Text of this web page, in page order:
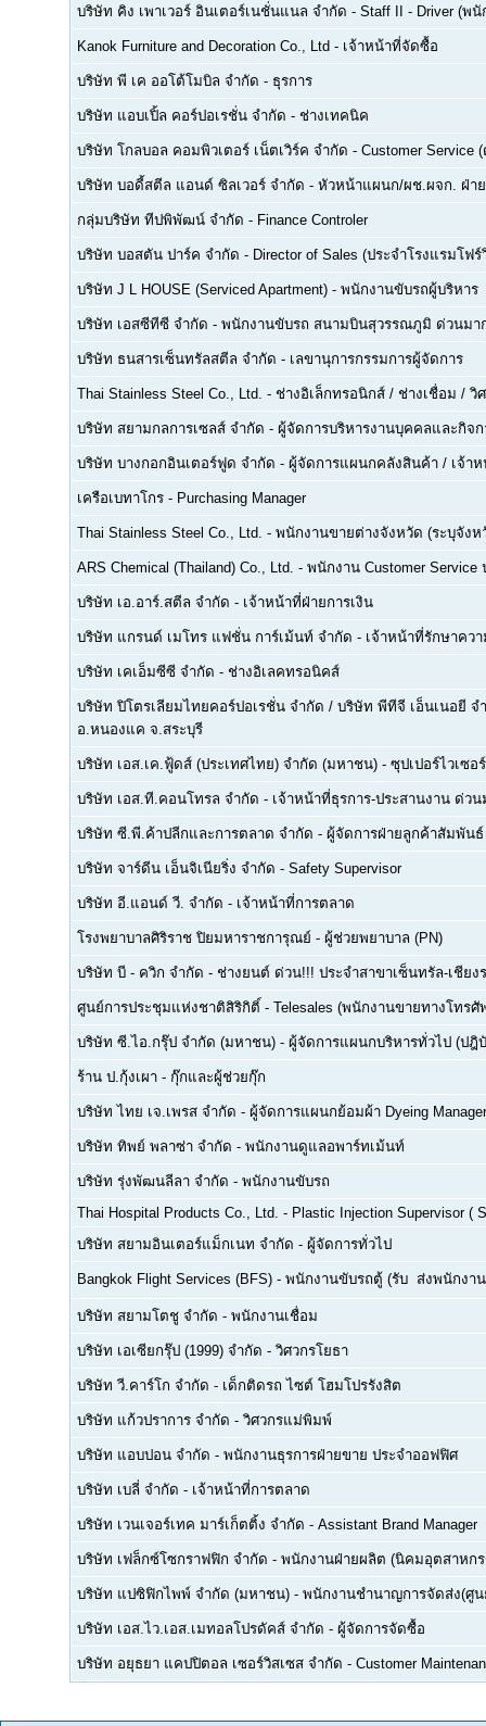
บริษัท คิง เพาเวอร์ อินเตอร์เนชั่นแนล จำกัด - Staff II - Driver (พ
Kanok Furniture and Decoration Co., Ltd - เจ้าหน้าที่จัดซื้อ
บริษัท พี เค ออโต้โมบิล จำกัด - ธุรการ
บริษัท แอบเปิ้ล คอร์ปอเรชั่น จำกัด - ช่างเทคนิค
บริษัท โกลบอล คอมพิวเตอร์ เน็ตเวิร์ค จำกัด - Customer Service
บริษัท บอดี้สตีล แอนด์ ซิลเวอร์ จำกัด - หัวหน้าแผนก/ผช.ผจก. ฝ่า
กลุ่มบริษัท ทีปพิพัฒน์ จำกัด - Finance Controler
บริษัท บอสตัน ปาร์ค จำกัด - Director of Sales (ประจำโรงแรมโ
บริษัท J L HOUSE (Serviced Apartment) - พนักงานขับรถผู้บริหาร
บริษัท เอสซีทีซี จำกัด - พนักงานขับรถ สนามบินสุวรรณภูมิ ด่วนมา
บริษัท ธนสารเซ็นทรัลสตีล จำกัด - เลขานุการกรรมการผู้จัดการ
Thai Stainless Steel Co., Ltd. - ช่างอิเล็กทรอนิกส์ / ช่างเชื่อม / วิ
บริษัท สยามกลการเซลส์ จำกัด - ผู้จัดการบริหารงานบุคคลและกิจก
บริษัท บางกอกอินเตอร์ฟูด จำกัด - ผู้จัดการแผนกคลังสินค้า / เจ้า
เครือเบทาโกร - Purchasing Manager
Thai Stainless Steel Co., Ltd. - พนักงานขายต่างจังหวัด (ระบุจังห
ARS Chemical (Thailand) Co., Ltd. - พนักงาน Customer Service
บริษัท เอ.อาร์.สตีล จำกัด - เจ้าหน้าที่ฝ่ายการเงิน
บริษัท แกรนด์ เมโทร แฟชั่น การ์เม้นท์ จำกัด - เจ้าหน้าที่รักษาคว
บริษัท เคเอ็มซีซี จำกัด - ช่างอิเลคทรอนิคส์
บริษัท ปิโตรเลียมไทยคอร์ปอเรชั่น จำกัด / บริษัท พีทีจี เอ็นเนอยี จ
อ.หนองแค จ.สระบุรี
บริษัท เอส.เค.ฟู้ดส์ (ประเทศไทย) จำกัด (มหาชน) - ซุปเปอร์ไวเซ
บริษัท เอส.ที.คอนโทรล จำกัด - เจ้าหน้าที่ธุรการ-ประสานงาน ด่วน
บริษัท ซี.พี.ค้าปลีกและการตลาด จำกัด - ผู้จัดการฝ่ายลูกค้าสัมพันธ์
บริษัท จาร์ดีน เอ็นจิเนียริ่ง จำกัด - Safety Supervisor
บริษัท อี.แอนด์ วี. จำกัด - เจ้าหน้าที่การตลาด
โรงพยาบาลศิริราช ปิยมหาราชการุณย์ - ผู้ช่วยพยาบาล (PN)
บริษัท บี - ควิก จำกัด - ช่างยนต์ ด่วน!!! ประจำสาขาเซ็นทรัล-เชียง
ศูนย์การประชุมแห่งชาติสิริกิติ์ - Telesales (พนักงานขายทางโทร
บริษัท ซี.ไอ.กรุ๊ป จำกัด (มหาชน) - ผู้จัดการแผนกบริหารทั่วไป (ปฎิ
ร้าน ป.กุ้งเผา - กุ๊กและผู้ช่วยกุ๊ก
บริษัท ไทย เจ.เพรส จำกัด - ผู้จัดการแผนกย้อมผ้า Dyeing Manager
บริษัท ทิพย์ พลาซ่า จำกัด - พนักงานดูแลอพาร์ทเม้นท์
บริษัท รุ่งพัฒนลีลา จำกัด - พนักงานขับรถ
Thai Hospital Products Co., Ltd. - Plastic Injection Supervisor (
บริษัท สยามอินเตอร์แม็กเนท จำกัด - ผู้จัดการทั่วไป
Bangkok Flight Services (BFS) - พนักงานขับรถตู้ (รับ  ส่งพนักงา
บริษัท สยามโตชู จำกัด - พนักงานเชื่อม
บริษัท เอเซียกรุ๊ป (1999) จำกัด - วิศวกรโยธา
บริษัท วี.คาร์โก จำกัด - เด็กติดรถ ไซต์ โฮมโปรรังสิต
บริษัท แก้วปราการ จำกัด - วิศวกรแม่พิมพ์
บริษัท แอบปอน จำกัด - พนักงานธุรการฝ่ายขาย ประจำออฟฟิศ
บริษัท เบลี่ จำกัด - เจ้าหน้าที่การตลาด
บริษัท เวนเจอร์เทค มาร์เก็ตติ้ง จำกัด - Assistant Brand Manager
บริษัท เฟล็กซ์โซกราฟฟิก จำกัด - พนักงานฝ่ายผลิต (นิคมอุตสาหก
บริษัท แปซิฟิกไพพ์ จำกัด (มหาชน) - พนักงานชำนาญการจัดส่ง(ศู
บริษัท เอส.ไว.เอส.เมทอลโปรดัคส์ จำกัด - ผู้จัดการจัดซื้อ
บริษัท อยุธยา แคปปิตอล เซอร์วิสเซส จำกัด - Customer